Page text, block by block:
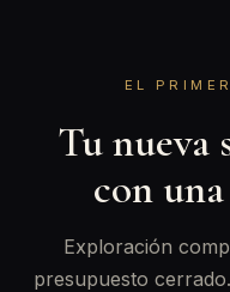
EL
Tu nueva
con una
Exploración
presupuesto